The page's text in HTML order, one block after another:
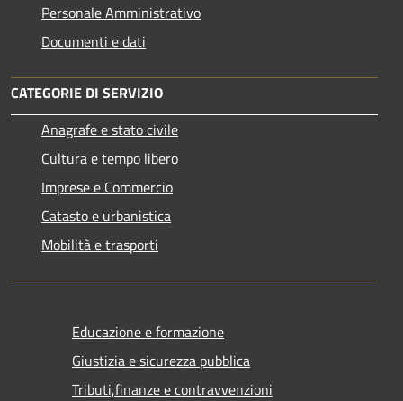
Personale Amministrativo
Documenti e dati
CATEGORIE DI SERVIZIO
Anagrafe e stato civile
Cultura e tempo libero
Imprese e Commercio
Catasto e urbanistica
Mobilità e trasporti
Educazione e formazione
Giustizia e sicurezza pubblica
Tributi,finanze e contravvenzioni